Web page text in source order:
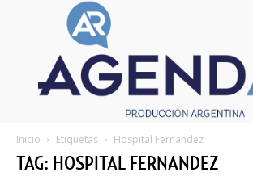
Inicio Etiquetas Hospital Fernandez
TAG: HOSPITAL FERNANDEZ